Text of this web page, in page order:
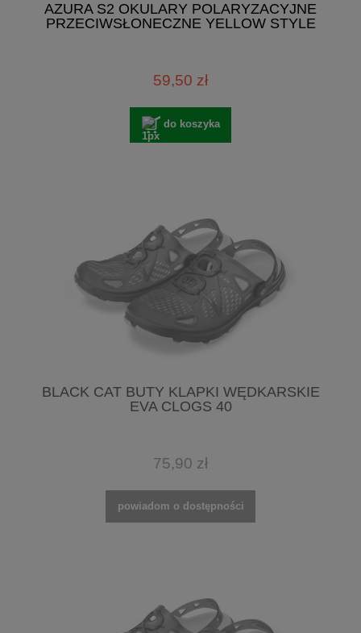
AZURA S2 OKULARY POLARYZACYJNE
PRZECIWSŁONECZNE YELLOW STYLE
59,50 zł
do koszyka
BLACK CAT BUTY KLAPKI WĘDKARSKIE
EVA CLOGS 40
75,90 zł
powiadom o dostępności